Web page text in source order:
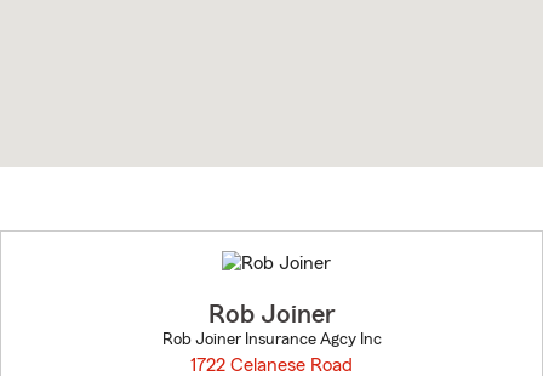
to
before
Rob Joiner
Rob Joiner Insurance Agcy Inc
1722 Celanese Road